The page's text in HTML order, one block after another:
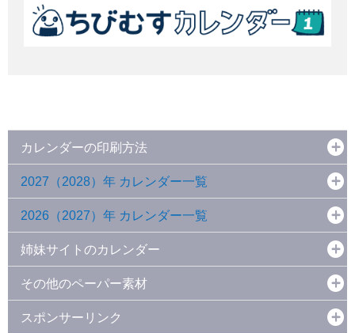
カレンダーの印刷方法
2027（2028）年 カレンダー一覧
2026（2027）年 カレンダー一覧
姉妹サイトのカレンダー
その他のペーパー素材
スポンサーリンク